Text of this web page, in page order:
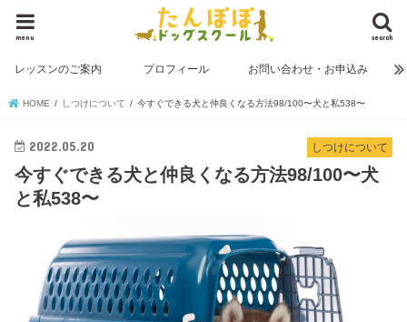
search
menu
レッスンのご案内 プロフィール お問い合わせ・お申込み
HOME しつけについて 今すぐできる犬と仲良くなる方法98/100〜犬と私538〜
しつけについて
2022.05.20
今すぐできる犬と仲良くなる方法98/100〜犬
と私538〜